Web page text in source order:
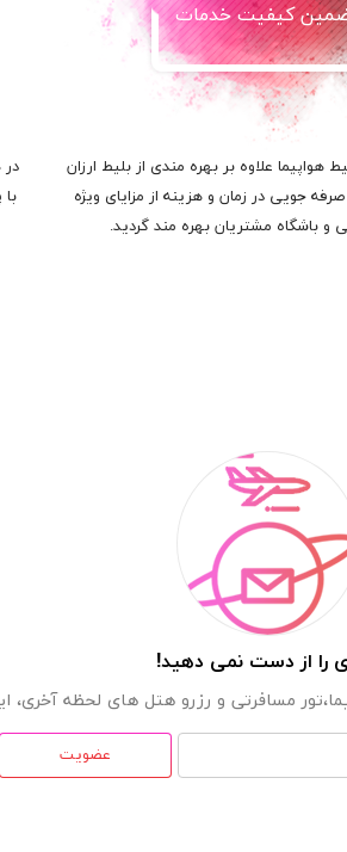
کیفیت خدمات
هواپیما علاوه بر بهره مندی از بلیط ارزان
جویی در زمان و هزینه از مزایای ویژه
و باشگاه مشتریان بهره مند گردید.
در
را از دست نمی دهید!
مسافرتی و رزرو هتل های لحظه آخری،
عضویت